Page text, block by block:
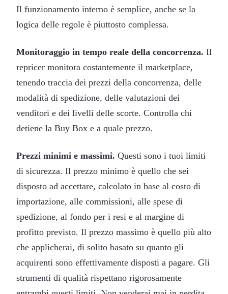
Il funzionamento interno è semplice, anche se la
logica delle regole è piuttosto complessa.
Monitoraggio in tempo reale della concorrenza. Il
repricer monitora costantemente il marketplace,
tenendo traccia dei prezzi della concorrenza, delle
modalità di spedizione, delle valutazioni dei
venditori e dei livelli delle scorte. Controlla chi
detiene la Buy Box e a quale prezzo.
Prezzi minimi e massimi. Questi sono i tuoi limiti
di sicurezza. Il prezzo minimo è quello che sei
disposto ad accettare, calcolato in base al costo di
importazione, alle commissioni, alle spese di
spedizione, al fondo per i resi e al margine di
profitto previsto. Il prezzo massimo è quello più alto
che applicherai, di solito basato su quanto gli
acquirenti sono effettivamente disposti a pagare. Gli
strumenti di qualità rispettano rigorosamente